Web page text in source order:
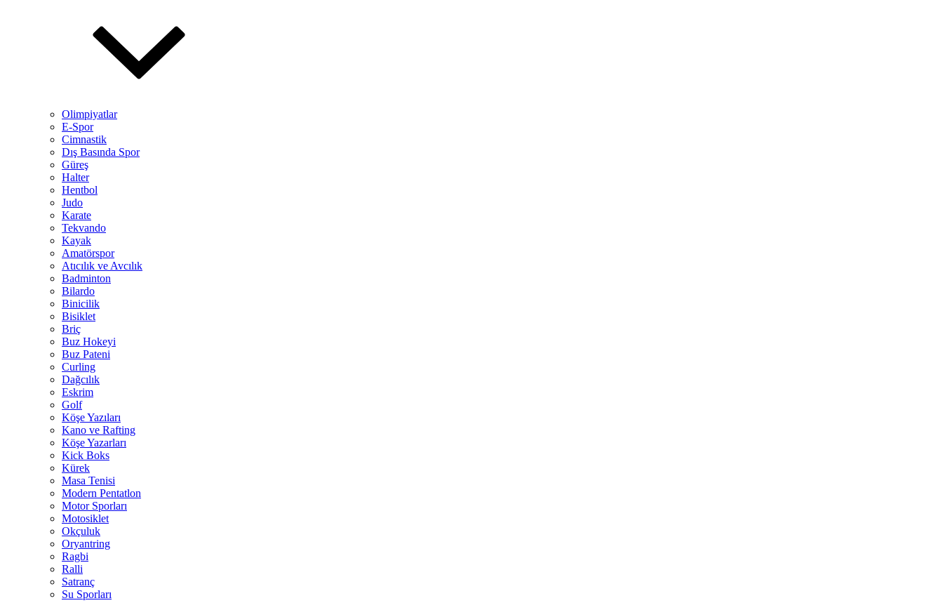
Olimpiyatlar
E-Spor
Cimnastik
Dış Basında Spor
Güreş
Halter
Hentbol
Judo
Karate
Tekvando
Kayak
Amatörspor
Atıcılık ve Avcılık
Badminton
Bilardo
Binicilik
Bisiklet
Briç
Buz Hokeyi
Buz Pateni
Curling
Dağcılık
Eskrim
Golf
Köşe Yazıları
Kano ve Rafting
Köşe Yazarları
Kick Boks
Kürek
Masa Tenisi
Modern Pentatlon
Motor Sporları
Motosiklet
Okçuluk
Oryantring
Ragbi
Ralli
Satranç
Su Sporları